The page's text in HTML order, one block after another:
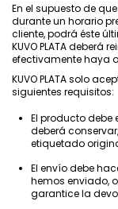
En el supuesto de
durante un horario
cliente, podrá éste
KUVO PLATA deberá
efectivamente haya
KUVO PLATA solo
siguientes requisitos:
El producto debe
deberá
etiquetado
El envío debe
hemos enviado,
garantice la